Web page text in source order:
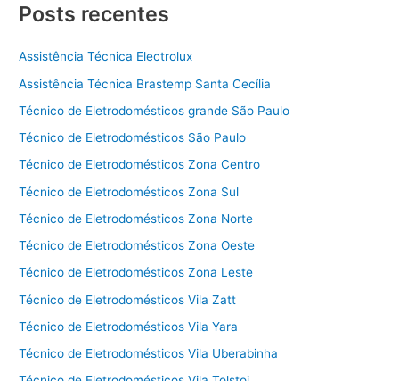
Posts recentes
Assistência Técnica Electrolux
Assistência Técnica Brastemp Santa Cecília
Técnico de Eletrodomésticos grande São Paulo
Técnico de Eletrodomésticos São Paulo
Técnico de Eletrodomésticos Zona Centro
Técnico de Eletrodomésticos Zona Sul
Técnico de Eletrodomésticos Zona Norte
Técnico de Eletrodomésticos Zona Oeste
Técnico de Eletrodomésticos Zona Leste
Técnico de Eletrodomésticos Vila Zatt
Técnico de Eletrodomésticos Vila Yara
Técnico de Eletrodomésticos Vila Uberabinha